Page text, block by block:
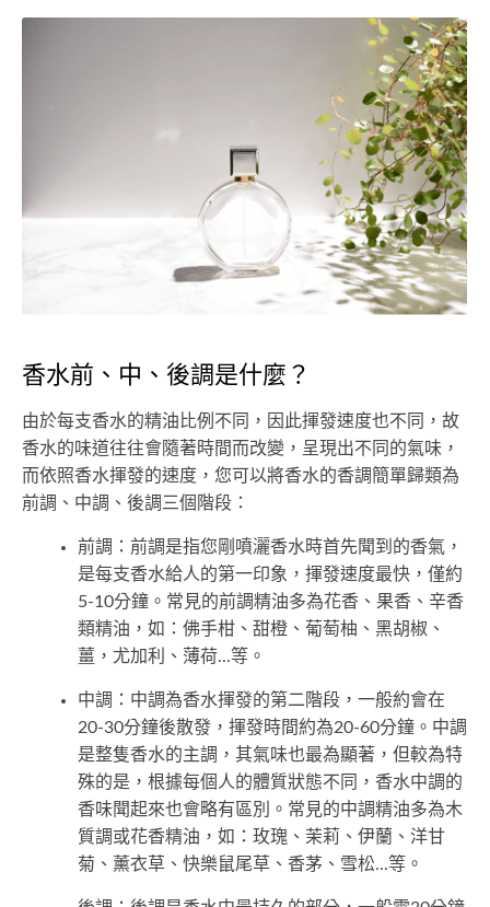
香水前、中、後調是什麼？
由於每支香水的精油比例不同，因此揮發速度也不同，故
香水的味道往往會隨著時間而改變，呈現出不同的氣味，
而依照香水揮發的速度，您可以將香水的香調簡單歸類為
前調、中調、後調三個階段：
前調：前調是指您剛噴灑香水時首先聞到的香氣，
是每支香水給人的第一印象，揮發速度最快，僅約
5-10分鐘。常見的前調精油多為花香、果香、辛香
類精油，如：佛手柑、甜橙、葡萄柚、黑胡椒、
薑，尤加利、薄荷...等。
中調：中調為香水揮發的第二階段，一般約會在
20-30分鐘後散發，揮發時間約為20-60分鐘。中調
是整隻香水的主調，其氣味也最為顯著，但較為特
殊的是，根據每個人的體質狀態不同，香水中調的
香味聞起來也會略有區別。常見的中調精油多為木
質調或花香精油，如：玫瑰、茉莉、伊蘭、洋甘
菊、薰衣草、快樂鼠尾草、香茅、雪松...等。